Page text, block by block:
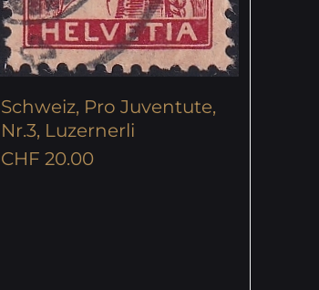
Schweiz, Pro Juventute,
Nr.3, Luzernerli
CHF 20.00